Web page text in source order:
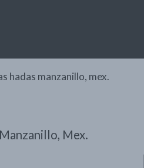
hadas manzanillo, mex.
Mex.